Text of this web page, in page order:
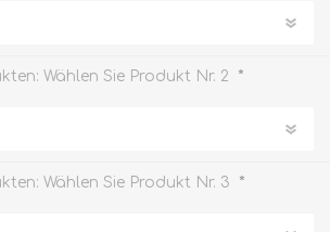
Wählen Sie Produkt Nr. 2 *
Wählen Sie Produkt Nr. 3 *